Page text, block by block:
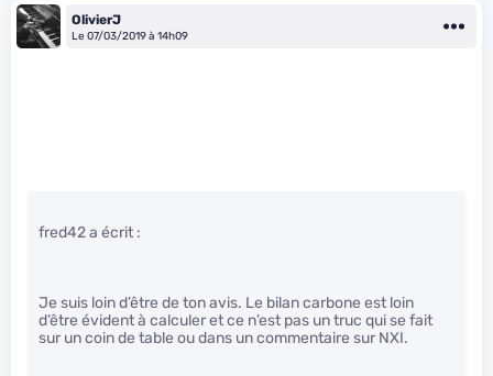
OlivierJ
Le 07/03/2019 à 14h09
fred42 a écrit :
Je suis loin d’être de ton avis. Le bilan carbone est loin
d’être évident à calculer et ce n’est pas un truc qui se fait
sur un coin de table ou dans un commentaire sur NXI.